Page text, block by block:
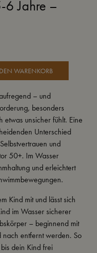
6 Jahre –
WARENKORB
– und
besonders
unsicher fühlt. Eine
Unterschied
und
50+. Im Wasser
und erleichtert
Kind mit und lässt sich
im Wasser sicherer
– beginnend mit
entfernt werden. So
dein Kind frei